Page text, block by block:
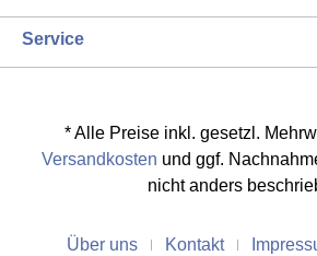
Service
* Alle Preise inkl. gesetzl.
Versandkosten und ggf.
nicht anders
Über uns Kontakt